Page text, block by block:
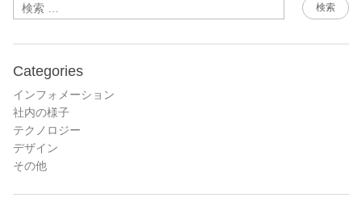
検索
Categories
インフォメーション
社内の様子
テクノロジー
デザイン
その他